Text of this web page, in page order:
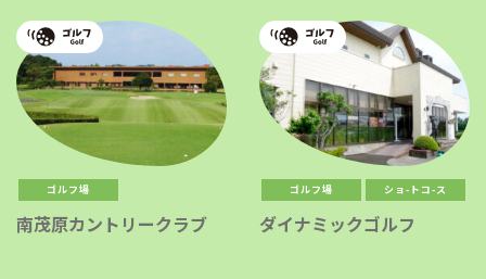
ゴルフ場
南茂原カントリークラブ
ゴルフ場 ショ-トコ-ス
ダイナミックゴルフ